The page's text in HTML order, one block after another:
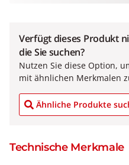
Verfügt dieses Produkt
die Sie suchen?
Nutzen Sie diese Option,
mit ähnlichen Merkmalen
Ähnliche Produkte
Technische Merkmale